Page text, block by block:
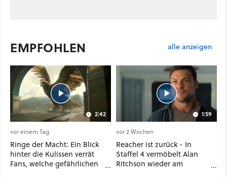
EMPFOHLEN alle anzeigen
2:42
vor einem Tag
Ringe der Macht: Ein Blick
hinter die Kulissen verrät
Fans, welche gefährlichen
1:59
vor 2 Wochen
Reacher ist zurück - In
Staffel 4 vermöbelt Alan
Ritchson wieder am